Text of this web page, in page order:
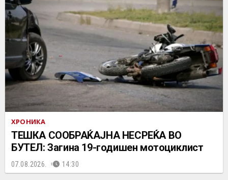
ХРОНИКА
ТЕШКА СООБРАЌАЈНА НЕСРЕЌА ВО
БУТЕЛ: Загина 19-годишен мотоциклист
07.08.2026. 14:30